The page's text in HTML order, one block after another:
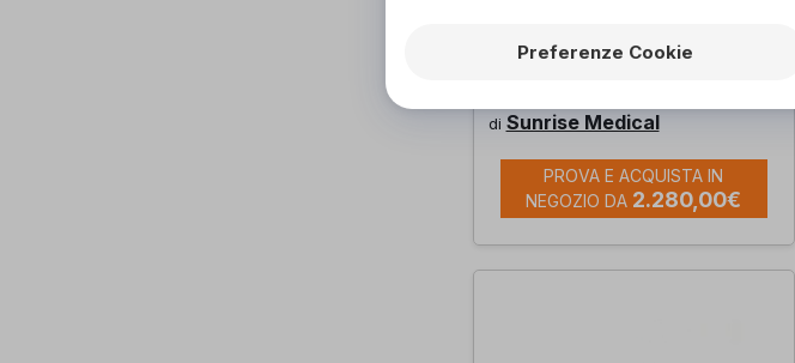
SPINTA PER
CARROZZINA
di Sunrise Medical
PROVA E ACQUISTA IN
NEGOZIO DA 2.280,00€
Preferenze Cookie